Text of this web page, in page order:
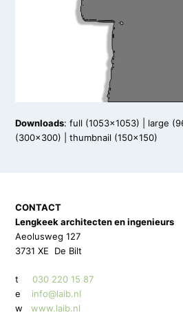
Downloads:full (1053x1053) large
(300x300) |thumbnail (150x150)
CONTACT
Lengkeek architecten en ingenieurs
Aeolusweg 127
3731 XE De Bilt
t030 220 15 87
e info@laib.nl
w
www.laib.nl